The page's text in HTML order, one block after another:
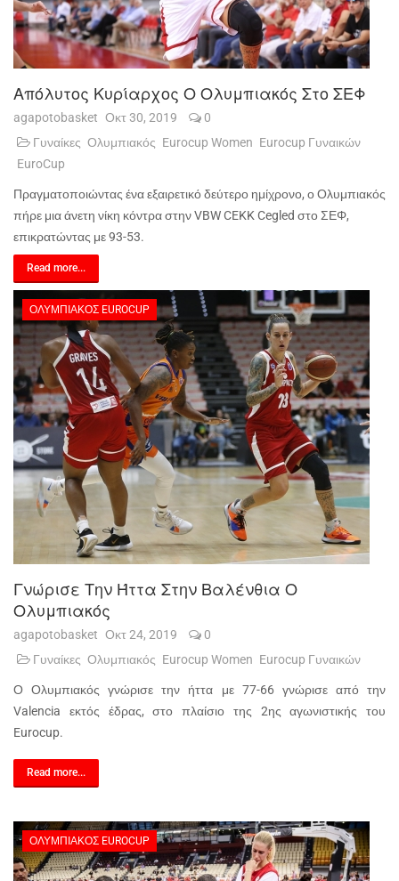
Απόλυτος Κυρίαρχος Ο Ολυμπιακός Στο ΣΕΦ
agapotobasket Οκτ 30, 2019
0
Γυναίκες Ολυμπιακός Eurocup Women Eurocup Γυναικών
EuroCup
Πραγματοποιώντας ένα εξαιρετικό δεύτερο ημίχρονο, ο Ολυμπιακός
πήρε μια άνετη νίκη κόντρα στην VBW CEKK Cegled στο ΣΕΦ,
επικρατώντας με 93-53.
Read more...
ΟΛΥΜΠΙΑΚΌΣ EUROCUP
Γνώρισε Την Ήττα Στην Βαλένθια Ο
Ολυμπιακός
agapotobasket Οκτ 24, 2019
0
Γυναίκες Ολυμπιακός Eurocup Women Eurocup Γυναικών
Ο Ολυμπιακός γνώρισε την ήττα με 77-66 γνώρισε από την
Valencia εκτός έδρας, στο πλαίσιο της 2ης αγωνιστικής του
Eurocup.
Read more...
ΟΛΥΜΠΙΑΚΌΣ EUROCUP